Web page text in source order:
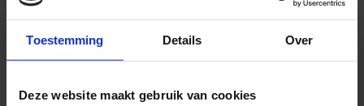
Toestemming Details Over
Deze website maakt gebruik van cookies
betaalt u minder dan wanneer u kiest voor een
uitgebreide crematie met afscheidsdienst, ruimte voor
condoleren en volledige ontzorging door één van onze